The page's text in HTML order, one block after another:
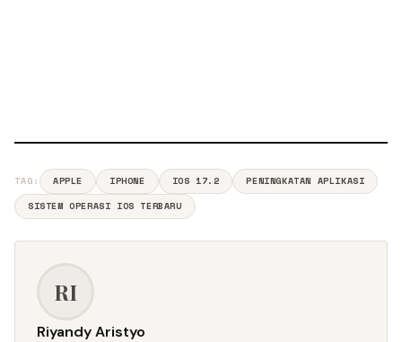
TAG: APPLE IPHONE IOS 17.2
PENINGKATAN APLIKASI
SISTEM OPERASI IOS TERBARU
RI
Riyandy Aristyo